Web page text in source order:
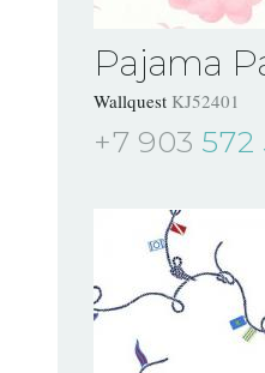
Pajama
Wallquest KJ52401
+7 903 572